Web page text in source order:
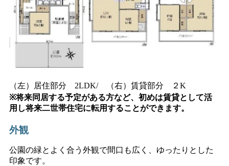
（左）居住部分 2LDK/ （右）賃貸部分 ２K
※将来同居する予定がある方など、初めは賃貸として活
用し将来二世帯住宅に転用することができます。
外観
公園の緑とよく合う外観で間口も広く、ゆったりとした
印象です。